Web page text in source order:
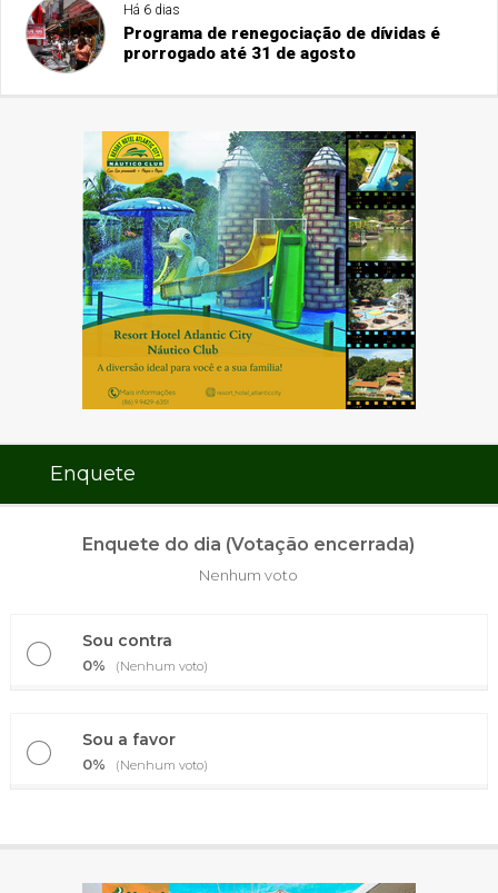
Há 6 dias
Programa de renegociação de dívidas é
prorrogado até 31 de agosto
Enquete
Enquete do dia (Votação encerrada)
Nenhum voto
Sou contra
0% (Nenhum voto)
Sou a favor
0% (Nenhum voto)